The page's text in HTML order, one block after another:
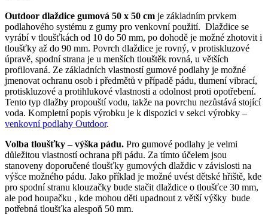
Outdoor dlaždice gumová 50 x 50 cm je základním prvkem
podlahového systému z gumy pro venkovní použití. Dlaždice se
vyrábí v tloušťkách od 10 do 50 mm, po dohodě je možné zhotovit i
tloušťky až do 90 mm. Povrch dlaždice je rovný, v protiskluzové
úpravě, spodní strana je u menších tlouštěk rovná, u větších
profilovaná. Ze základních vlastností gumové podlahy je možné
jmenovat ochranu osob i předmětů v případě pádu, tlumení vibrací,
protiskluzové a protihlukové vlastnosti a odolnost proti opotřebení.
Tento typ dlažby propouští vodu, takže na povrchu nezůstává stojící
voda. Kompletní popis výrobku je k dispozici v sekci výrobky –
venkovní podlahy Outdoor.
Volba tloušťky – výška pádu. Pro gumové podlahy je velmi
důležitou vlastností ochrana při pádu. Za tímto účelem jsou
stanoveny doporučené tloušťky gumových dlaždic v závislosti na
výšce možného pádu. Jako příklad je možné uvést dětské hřiště, kde
pro spodní stranu klouzačky bude stačit dlaždice o tloušťce 30 mm,
ale pod houpačku , kde mohou děti upadnout z větší výšky bude
potřebná tloušťka alespoň 50 mm.